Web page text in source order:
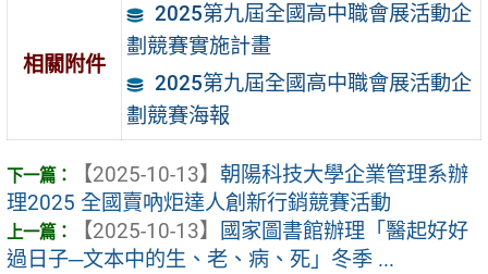
相關附件
2025第九屆全國高中職會展活動企
劃競賽實施計畫
2025第九屆全國高中職會展活動企
劃競賽海報
【2025-10-13】 朝陽科技大學企業管理系辦
理2025 全國賣吶炬達人創新行銷競賽活動
【2025-10-13】
國家圖書館辦理「醫起好好
過日子─文本中的生、老、病、死」冬季 ...